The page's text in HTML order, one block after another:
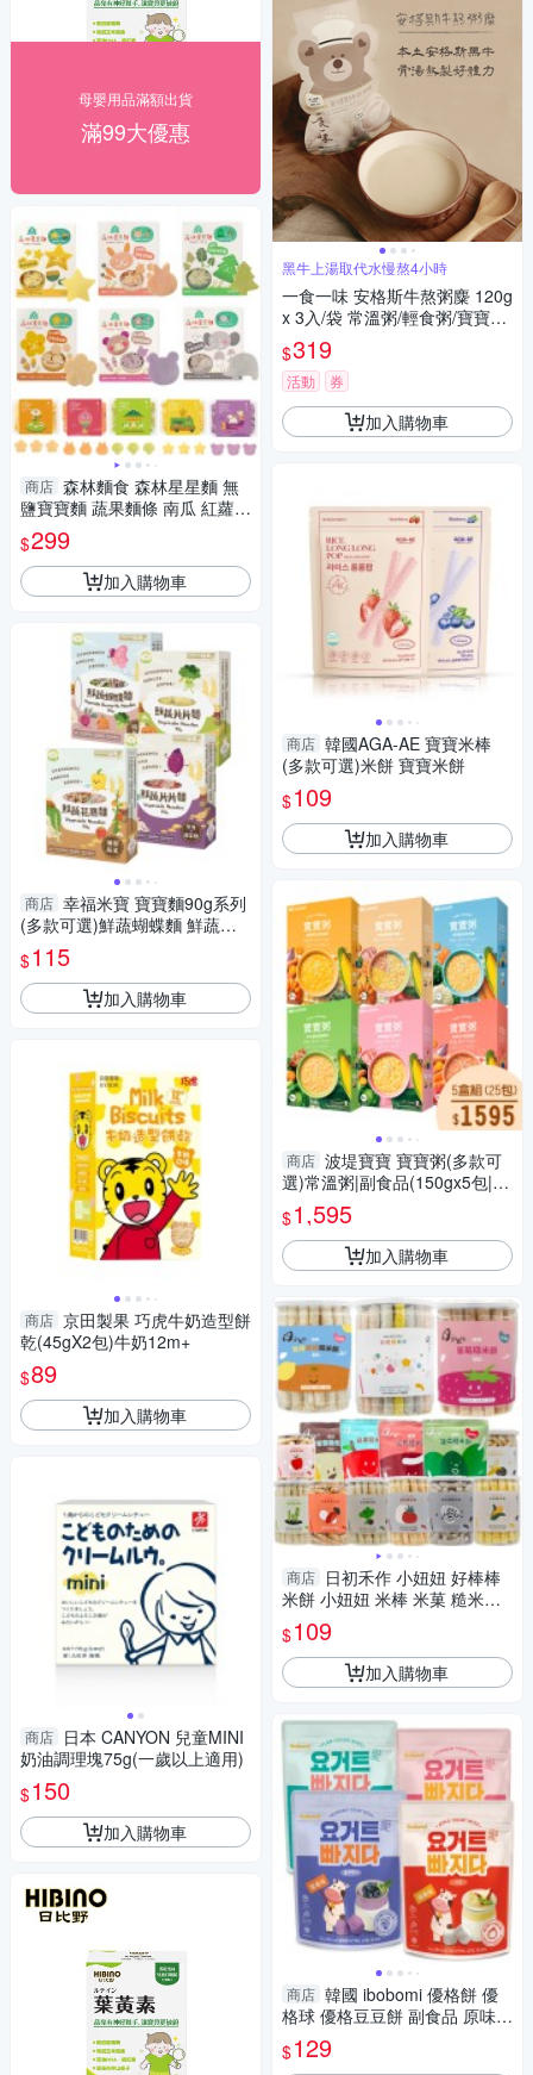
母嬰用品滿額出貨
滿99大優惠
商店 森林麵食 森林星星麵 無
鹽寶寶麵 蔬果麵條 南瓜 紅蘿蔔
番薯 紫薯 蔬菜 寶寶麵 森森星
球2015
$299
加入購物車
商店 幸福米寶 寶寶麵90g系列
(多款可選)鮮蔬蝴蝶麵 鮮蔬片
片麵 鮮蔬花捲麵90g寶寶副食
$115
加入購物車
商店 京田製果 巧虎牛奶造型餅
乾(45gX2包)牛奶12m+
$89
加入購物車
商店 日本 CANYON 兒童MINI
奶油調理塊75g(一歲以上適用)
$150
加入購物車
黑牛上湯取代水慢熬4小時
一食一味 安格斯牛熬粥麋 120g
x 3入/袋 常溫粥/輕食粥/寶寶粥/
副食品
$319
活動 券
加入購物車
商店 韓國AGA-AE 寶寶米棒
(多款可選)米餅 寶寶米餅
$109
加入購物車
商店 波堤寶寶 寶寶粥(多款可
選)常溫粥|副食品(150gx5包|
盒)5盒組
$1,595
加入購物車
商店 日初禾作 小妞妞 好棒棒
米餅 小妞妞 米棒 米菓 糙米棒
副食品
$109
加入購物車
商店 韓國 ibobomi 優格餅 優
格球 優格豆豆餅 副食品 原味
草莓 藍莓 優格球 餅乾 0027
$129